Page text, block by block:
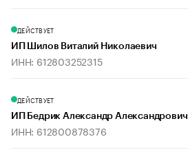
ДЕЙСТВУЕТ
ИП Шилов Виталий Николаевич
ИНН: 612803252315
ДЕЙСТВУЕТ
ИП Бедрик Александр Александрович
ИНН: 612800878376